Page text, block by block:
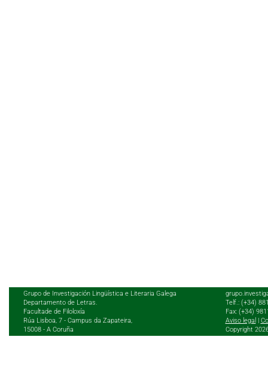
Grupo de Investigación Lingüística e Literaria Galega
Departamento de Letras.
Facultade de Filoloxía
Rúa Lisboa, 7 - Campus da Zapateira,
15008 - A Coruña
Telf.: (+34)
Fax: (+34)
Aviso legal
Copyright